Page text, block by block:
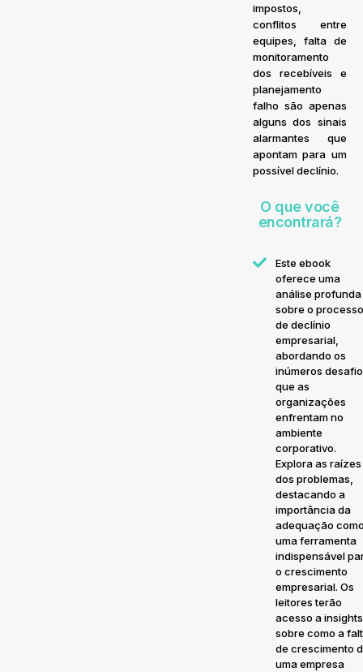
impostos,
conflitos entre
equipes, falta de
monitoramento
dos recebíveis e
planejamento
falho são apenas
alguns dos sinais
alarmantes que
apontam para um
possível declínio.
O que você
encontrará?
Este ebook
oferece uma
análise profunda
sobre o processo
de declínio
empresarial,
abordando os
inúmeros
que as
organizações
enfrentam no
ambiente
corporativo.
Explora as raízes
dos problemas,
destacando a
importância da
adequação
uma ferramenta
indispensável
o crescimento
empresarial. Os
leitores terão
acesso a insights
sobre como a
de crescimento
uma empresa